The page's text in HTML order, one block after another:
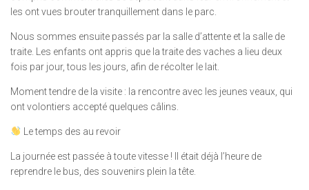
les ont vues brouter tranquillement dans le parc.
Nous sommes ensuite passés par la salle d’attente et la salle de
traite. Les enfants ont appris que la traite des vaches a lieu deux
fois par jour, tous les jours, afin de récolter le lait.
Moment tendre de la visite : la rencontre avec les jeunes veaux, qui
ont volontiers accepté quelques câlins.
Le temps des au revoir
La journée est passée à toute vitesse ! Il était déjà l’heure de
reprendre le bus, des souvenirs plein la tête.